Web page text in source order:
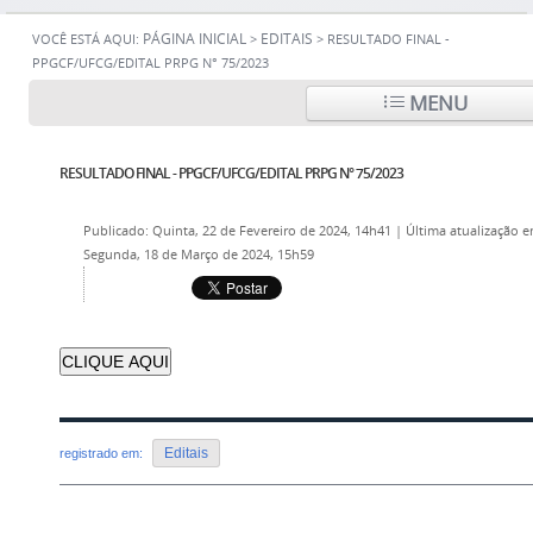
VOCÊ ESTÁ AQUI: PÁGINA INICIAL > EDITAIS > RESULTADO FINAL -
PPGCF/UFCG/EDITAL PRPG N° 75/2023
MENU
RESULTADO FINAL - PPGCF/UFCG/EDITAL PRPG N° 75/2023
Publicado: Quinta, 22 de Fevereiro de 2024, 14h41 | Última atualização
Segunda, 18 de Março de 2024, 15h59
CLIQUE AQUI
registrado em: Editais